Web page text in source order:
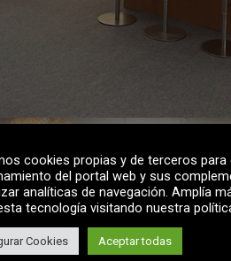
cookies propias y de terceros
del portal web y sus
analíticas de navegación. Amplía
tecnología visitando nuestra
Cookies Aceptar todas